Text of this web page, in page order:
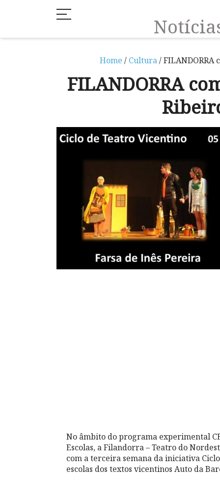
Home / Cultura/ FILANDORRA
FILANDORRA
No âmbito do programa experimental
Escolas, a Filandorra – Teatro do
com a terceira semana da iniciativa
escolas dos textos vicentinos Auto da